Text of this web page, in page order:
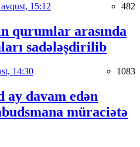
15:12 482
qurumlar arasında
sadələşdirilib
14:30 1083
ay davam edən
müraciətə